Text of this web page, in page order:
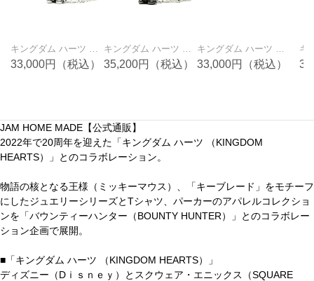
キングダム ハーツ “王様（ミッキーマウス）” ネックレス 光（シルバー）
33,000円（税込）
キングダム ハーツ “王様（ミッキーマウス）” ネックレス 闇（ブラック）
35,200円（税込）
キングダム ハーツ キーブレードブレスレット ソラ キングダムチェーン
33,000円（税込）
JAM HOME MADE【公式通販】
2022年で20周年を迎えた「キングダム ハーツ （KINGDOM
HEARTS）」とのコラボレーション。
物語の核となる王様（ミッキーマウス）、「キーブレード」をモチーフ
にしたジュエリーシリーズとTシャツ、パーカーのアパレルコレクショ
ンを「バウンティーハンター（BOUNTY HUNTER）」とのコラボレー
ション企画で展開。
■「キングダム ハーツ （KINGDOM HEARTS）」
ディズニー（Dｉｓｎｅｙ）とスクウェア・エニックス（SQUARE